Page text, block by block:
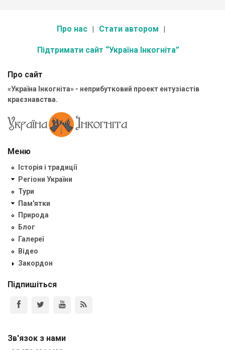
Про нас Стати автором
Підтримати сайт “Україна Інкогніта”
Про сайт
«Україна Інкогніта» - неприбутковий проект ентузіастів
краєзнавства.
Меню
Історія і традиції
Регіони України
Тури
Пам'ятки
Природа
Блог
Галереї
Відео
Закордон
Підпишіться
Зв'язок з нами